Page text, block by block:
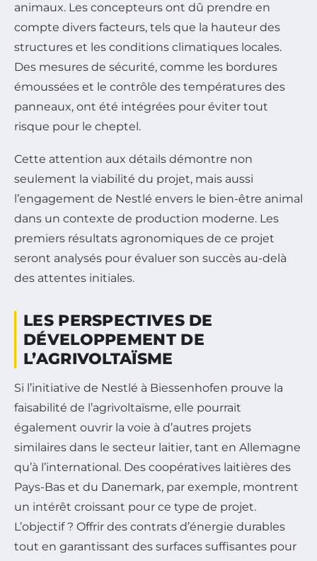
animaux. Les concepteurs ont dû prendre en
compte divers facteurs, tels que la hauteur des
structures et les conditions climatiques locales.
Des mesures de sécurité, comme les bordures
émoussées et le contrôle des températures des
panneaux, ont été intégrées pour éviter tout
risque pour le cheptel.
Cette attention aux détails démontre non
seulement la viabilité du projet, mais aussi
l’engagement de Nestlé envers le bien-être animal
dans un contexte de production moderne. Les
premiers résultats agronomiques de ce projet
seront analysés pour évaluer son succès au-delà
des attentes initiales.
LES PERSPECTIVES DE
DÉVELOPPEMENT DE
L’AGRIVOLTAÏSME
Si l’initiative de Nestlé à Biessenhofen prouve la
faisabilité de l’agrivoltaïsme, elle pourrait
également ouvrir la voie à d’autres projets
similaires dans le secteur laitier, tant en Allemagne
qu’à l’international. Des coopératives laitières des
Pays-Bas et du Danemark, par exemple, montrent
un intérêt croissant pour ce type de projet.
L’objectif ? Offrir des contrats d’énergie durables
tout en garantissant des surfaces suffisantes pour